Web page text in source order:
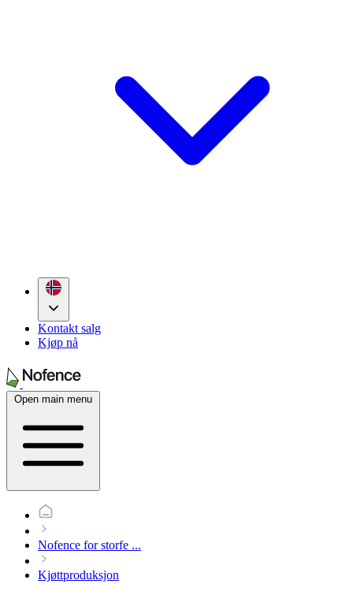
Kontakt salg
Kjøp nå
Open main menu
Nofence for storfe ...
Kjøttproduksjon